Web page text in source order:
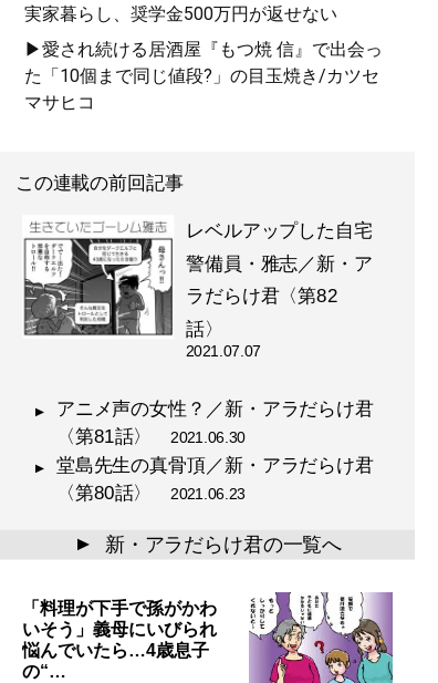
実家暮らし、奨学金500万円が返せない
▶愛され続ける居酒屋『もつ焼 信』で出会っ
た「10個まで同じ値段?」の目玉焼き/カツセ
マサヒコ
この連載の前回記事
レベルアップした自宅
警備員・雅志／新・ア
ラだらけ君〈第82
話〉
2021.07.07
アニメ声の女性？／新・アラだらけ君
〈第81話〉 2021.06.30
堂島先生の真骨頂／新・アラだらけ君
〈第80話〉 2021.06.23
▲ 新・アラだらけ君の一覧へ
「料理が下手で孫がかわ
いそう」義母にいびられ
悩んでいたら…4歳息子
の“…